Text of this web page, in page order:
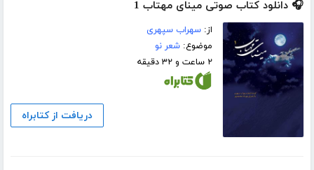
🎧 دانلود کتاب صوتی مینای مهتاب 1
از:سهراب سپهری
موضوع:شعر نو
۲ ساعت و ۳۲ دقیقه
دریافت از کتابراه